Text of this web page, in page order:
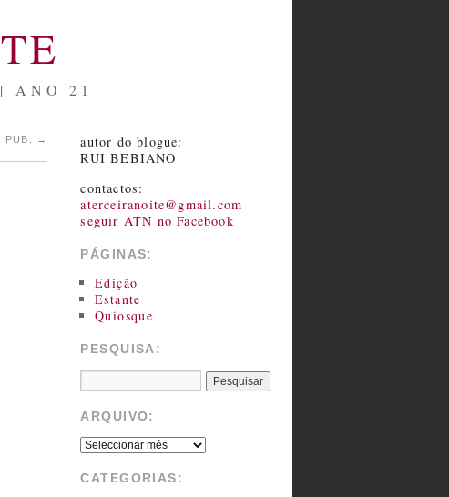
ANO 21
PUB. →
autor do blogue:
RUI BEBIANO
contactos:
aterceiranoite@gmail.com
seguir ATN no Facebook
PÁGINAS:
Edição
Estante
Quiosque
PESQUISA:
ARQUIVO:
CATEGORIAS: